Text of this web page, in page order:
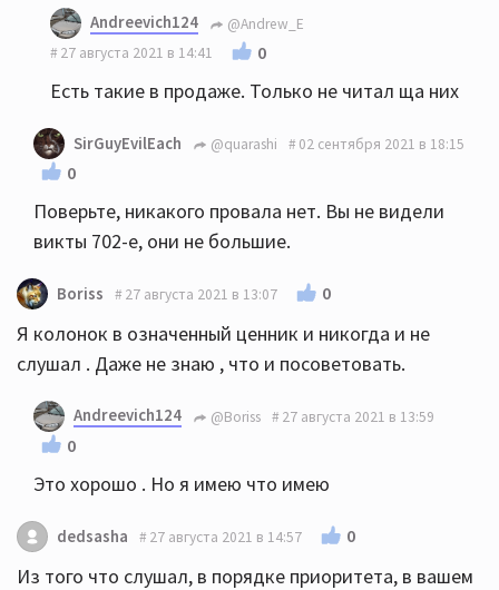
Andreevich124
@Andrew_E
27 августа 2021 в 14:41
0
Есть такие в продаже. Только не читал ща них
SirGuyEvilEach @quarashi 02 сентября 2021 в 18:15
0
Поверьте, никакого провала нет. Вы не видели
викты 702-е, они не большие.
Boriss 27 августа 2021 в 13:07 0
Я колонок в означенный ценник и никогда и не
слушал . Даже не знаю , что и посоветовать.
Andreevich124 @Boriss 27 августа 2021 в 13:59
0
Это хорошо . Но я имею что имею
dedsasha 27 августа 2021 в 14:57 0
Из того что слушал, в порядке приоритета, в вашем